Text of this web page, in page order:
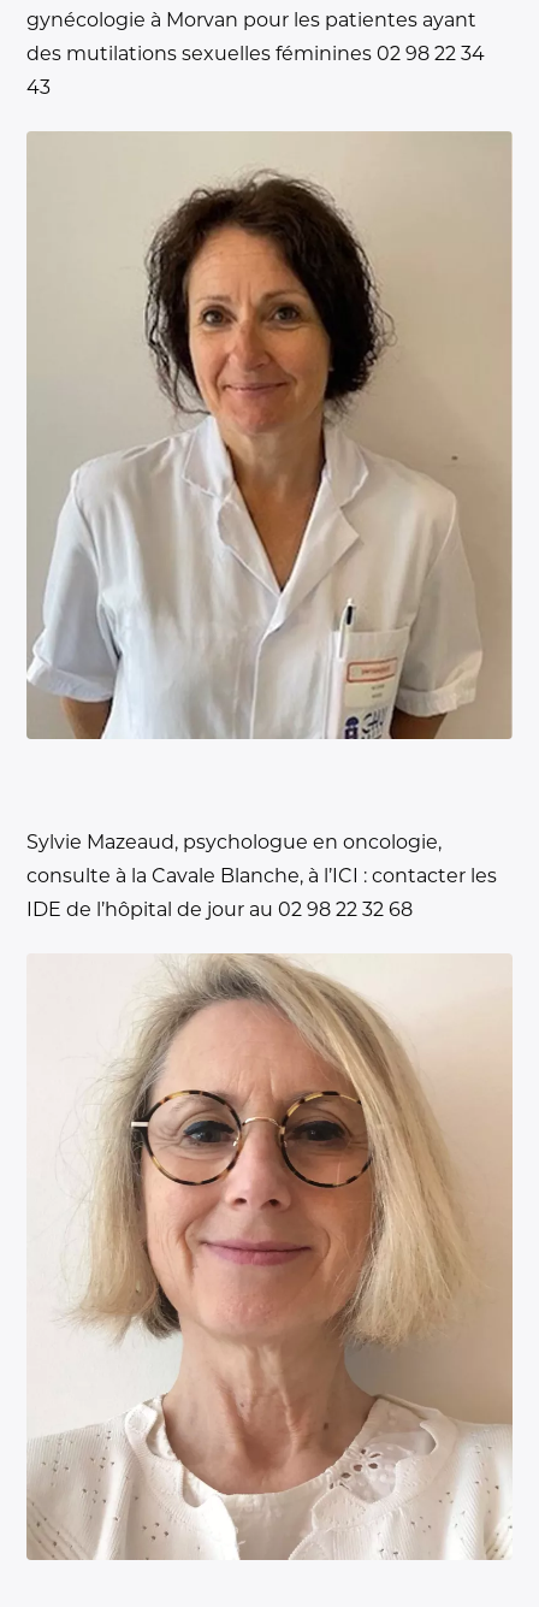
gynécologie à Morvan pour les patientes ayant
des mutilations sexuelles féminines 02 98 22 34
43
Sylvie Mazeaud, psychologue en oncologie,
consulte à la Cavale Blanche, à l’ICI : contacter les
IDE de l’hôpital de jour au 02 98 22 32 68